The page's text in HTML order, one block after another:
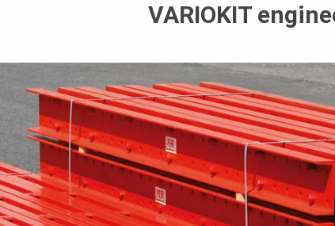
VARIOKIT